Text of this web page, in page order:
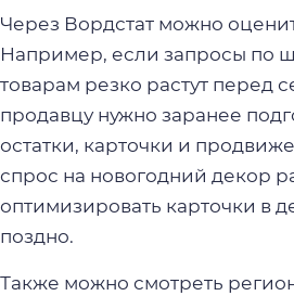
Через Вордстат можно
Например, если запросы по
товарам резко растут перед
продавцу нужно заранее
остатки, карточки и
спрос на новогодний декор
оптимизировать карточки в
поздно.
Также можно смотреть